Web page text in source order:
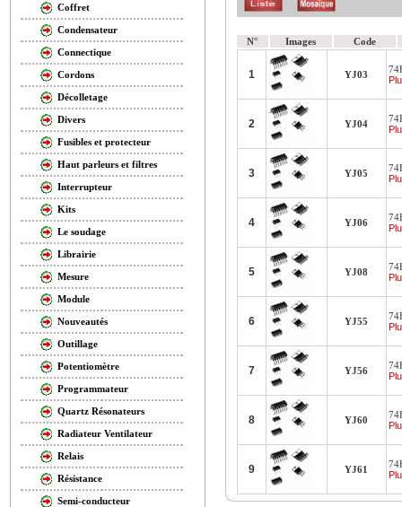
Coffret
Condensateur
Connectique
Cordons
Décolletage
Divers
Fusibles et protecteur
Haut parleurs et filtres
Interrupteur
Kits
Le soudage
Librairie
Mesure
Module
Nouveautés
Outillage
Potentiomètre
Programmateur
Quartz Résonateurs
Radiateur Ventilateur
Relais
Résistance
Semi-conducteur
N° Images Code
1 YJ03
2 YJ04
3 YJ05
4 YJ06
5 YJ08
6 YJ55
7 YJ56
8 YJ60
9 YJ61